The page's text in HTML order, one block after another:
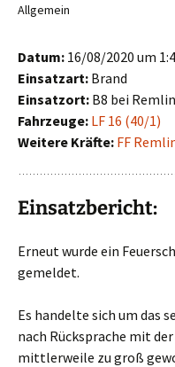
Allgemein
Datum: 16/08/2020 um
Einsatzart: Brand
Einsatzort: B8 bei
Fahrzeuge: LF 16 (40/1)
Weitere Kräfte: FF
Einsatzbericht:
Erneut wurde ein
gemeldet.
Es handelte sich um das
nach Rücksprache mit
mittlerweile zu groß